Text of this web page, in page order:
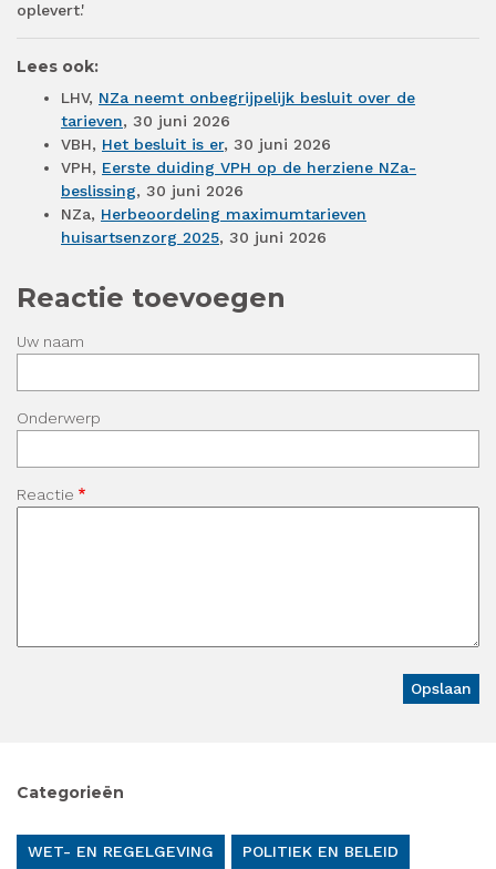
oplevert.'
Lees ook:
LHV, NZa neemt onbegrijpelijk besluit over de
tarieven, 30 juni 2026
VBH, Het besluit is er, 30 juni 2026
VPH, Eerste duiding VPH op de herziene NZa-
beslissing, 30 juni 2026
NZa, Herbeoordeling maximumtarieven
huisartsenzorg 2025, 30 juni 2026
Reactie toevoegen
Uw naam
Onderwerp
Reactie
Categorieën
WET- EN REGELGEVING POLITIEK EN BELEID